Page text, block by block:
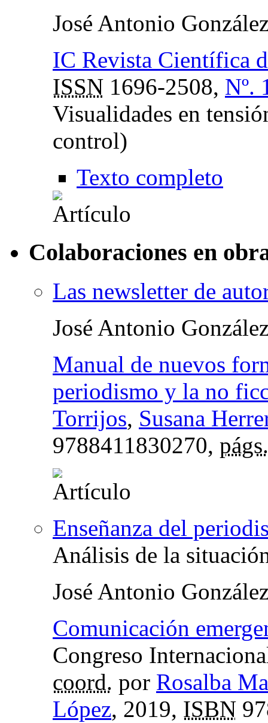
José Antonio
IC Revista Científica
ISSN 1696-2508, Nº.
Visualidades en
control)
Texto completo
Colaboraciones en
Las newsletter de
José Antonio
Manual de nuevos
periodismo y la no
Torrijos, Susana
9788411830270, págs.
Enseñanza del
Análisis de la
José Antonio
Comunicación
Congreso
coord. por Rosalba
López, 2019, ISBN